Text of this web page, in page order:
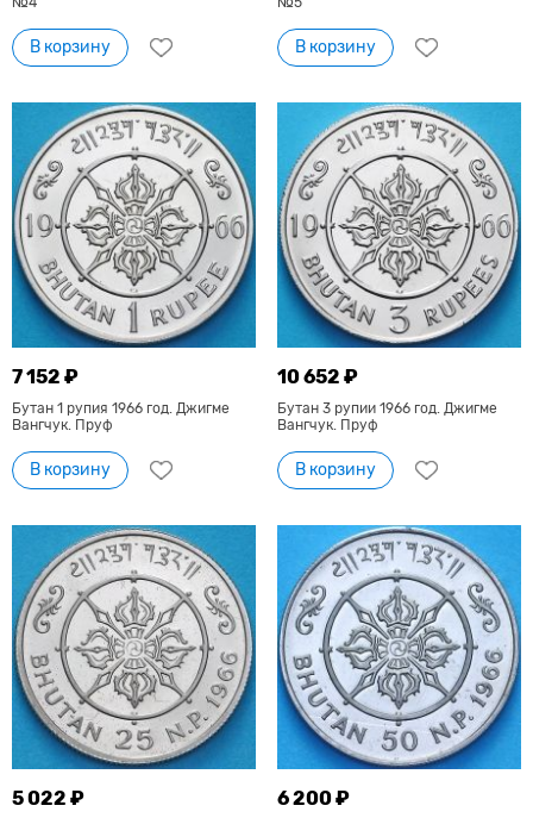
В корзину В корзину
7 152 ₽
Бутан 1 рупия 1966 год. Джигме
Вангчук. Пруф
В корзину
10 652 ₽
Бутан 3 рупии 1966 год. Джигме
Вангчук. Пруф
В корзину
5 022 ₽ 6 200 ₽